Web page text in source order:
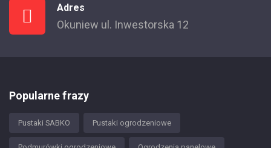
Adres
Okuniew ul. Inwestorska 12
Popularne frazy
Pustaki SABKO Pustaki ogrodzeniowe